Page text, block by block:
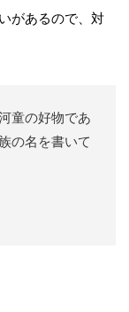
があるので、対
童の好物であ
の名を書いて